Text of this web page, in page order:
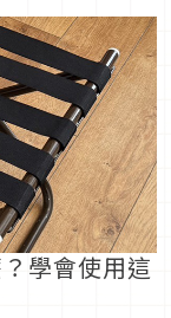
學會使用這